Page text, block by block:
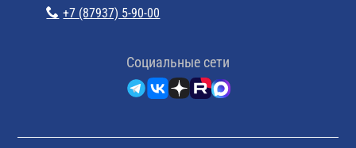
+7 (87937) 5-90-00
Cоциальные сети